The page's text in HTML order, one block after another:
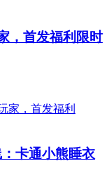
，首发福利限时
卡通小熊睡衣